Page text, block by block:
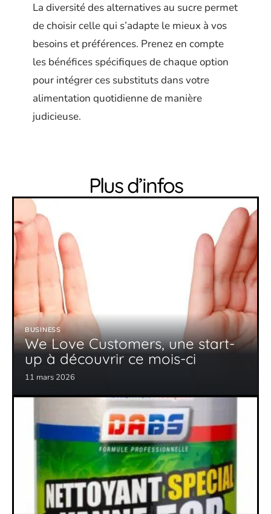
La diversité des alternatives au sucre permet
de choisir celle qui s’adapte le mieux à vos
besoins et préférences. Prenez en compte
les bénéfices spécifiques de chaque option
pour intégrer ces substituts dans votre
alimentation quotidienne de manière
judicieuse.
Plus d’infos
BUSINESS
We Love Customers, une start-
up à découvrir ce mois-ci
11 mars 2026